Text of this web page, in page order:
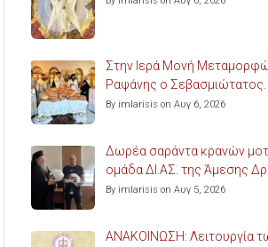
Στην Ιερά Μονή
Ραψάνης ο
By imlarisis on Αυγ 6, 2026
Δωρέα σαράντα κρανών
ομάδα ΔΙ.ΑΣ. της Άμεσης
By imlarisis on Αυγ 5, 2026
ΑΝΑΚΟΙΝΩΣΗ: Λειτουργία